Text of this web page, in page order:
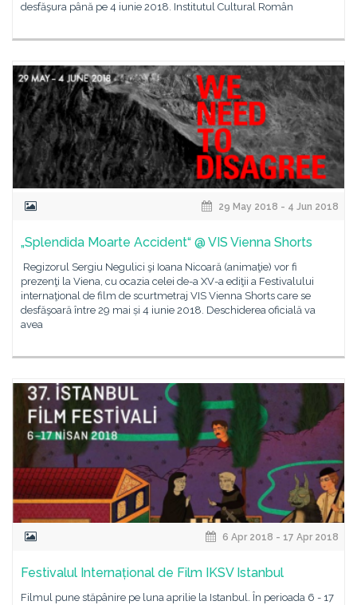
desfăşura până pe 4 iunie 2018. Institutul Cultural Român
29 May 2018 - 4 Jun 2018
„Splendida Moarte Accident“ @ VIS Vienna Shorts
Regizorul Sergiu Negulici şi Ioana Nicoară (animaţie) vor fi
prezenţi la Viena, cu ocazia celei de-a XV-a ediţii a Festivalului
internaţional de film de scurtmetraj VIS Vienna Shorts care se
desfăşoară între 29 mai și 4 iunie 2018. Deschiderea oficială va
avea
6 Apr 2018 - 17 Apr 2018
Festivalul Internațional de Film IKSV Istanbul
Filmul pune stăpânire pe luna aprilie la Istanbul. În perioada 6 - 17